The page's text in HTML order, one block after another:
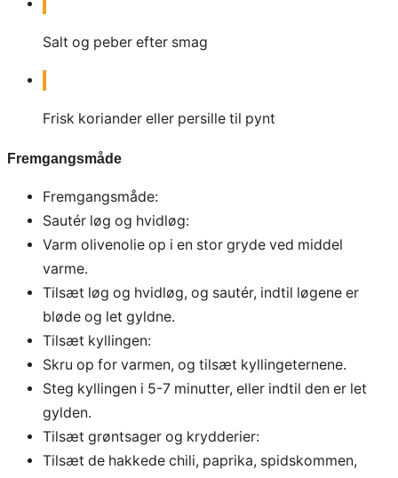
Salt og peber efter smag
Frisk koriander eller persille til pynt
Fremgangsmåde
Fremgangsmåde:
Sautér løg og hvidløg:
Varm olivenolie op i en stor gryde ved middel
varme.
Tilsæt løg og hvidløg, og sautér, indtil løgene er
bløde og let gyldne.
Tilsæt kyllingen:
Skru op for varmen, og tilsæt kyllingeternene.
Steg kyllingen i 5-7 minutter, eller indtil den er let
gylden.
Tilsæt grøntsager og krydderier:
Tilsæt de hakkede chili, paprika, spidskommen,